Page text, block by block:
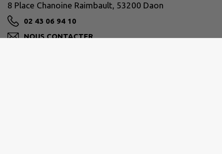
8 Place Chanoine Raimbault, 53200 Daon
02 43 06 94 10
NOUS CONTACTER